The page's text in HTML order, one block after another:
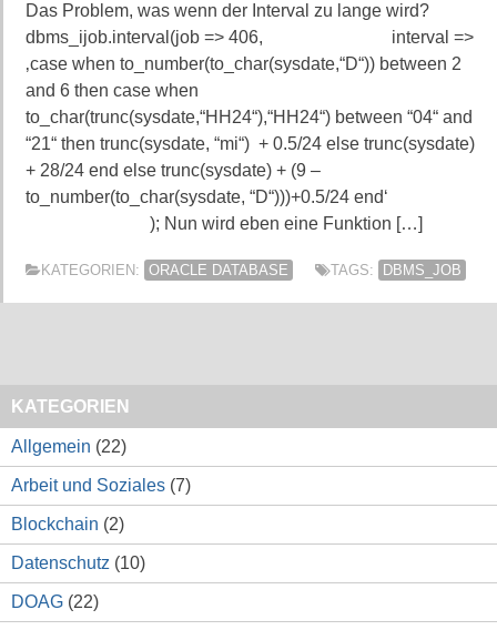
Das Problem, was wenn der Interval zu lange wird?
dbms_ijob.interval(job => 406, interval =>
‚case when to_number(to_char(sysdate,“D“)) between 2
and 6 then case when
to_char(trunc(sysdate,“HH24“),“HH24“) between “04“ and
“21“ then trunc(sysdate, “mi“) + 0.5/24 else trunc(sysdate)
+ 28/24 end else trunc(sysdate) + (9 –
to_number(to_char(sysdate, “D“)))+0.5/24 end‘
); Nun wird eben eine Funktion […]
KATEGORIEN: ORACLE DATABASE TAGS: DBMS_JOB
KATEGORIEN
Allgemein (22)
Arbeit und Soziales (7)
Blockchain (2)
Datenschutz (10)
DOAG (22)